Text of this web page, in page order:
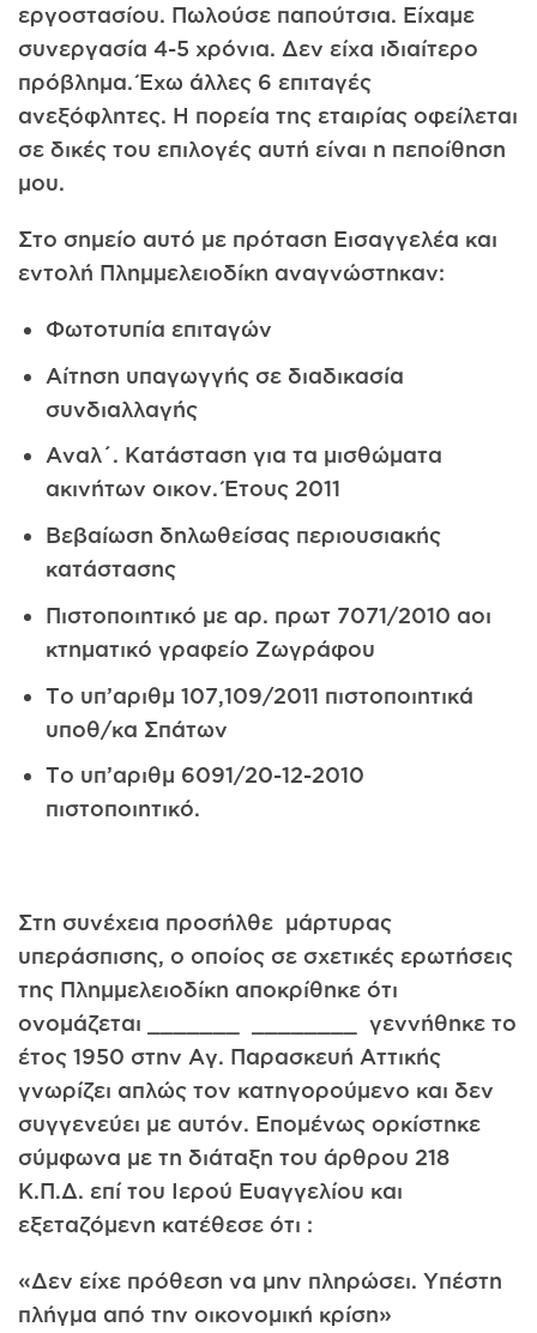
εργοστασίου. Πωλούσε παπούτσια. Είχαμε
συνεργασία 4-5 χρόνια. Δεν είχα ιδιαίτερο
πρόβλημα. Έχω άλλες 6 επιταγές
ανεξόφλητες. Η πορεία της εταιρίας οφείλεται
σε δικές του επιλογές αυτή είναι η πεποίθηση
μου.
Στο σημείο αυτό με πρόταση Εισαγγελέα και
εντολή Πλημμελειοδίκη αναγνώστηκαν:
Φωτοτυπία επιταγών
Αίτηση υπαγωγγής σε διαδικασία
συνδιαλλαγής
Αναλ΄. Κατάσταση για τα μισθώματα
ακινήτων οικον. Έτους 2011
Βεβαίωση δηλωθείσας περιουσιακής
κατάστασης
Πιστοποιητικό με αρ. πρωτ 7071/2010 αοι
κτηματικό γραφείο Ζωγράφου
Το υπ’αριθμ 107,109/2011 πιστοποιητικά
υποθ/κα Σπάτων
Το υπ’αριθμ 6091/20-12-2010
πιστοποιητικό.
Στη συνέχεια προσήλθε μάρτυρας
υπεράσπισης, ο οποίος σε σχετικές ερωτήσεις
της Πλημμελειοδίκη αποκρίθηκε ότι
ονομάζεται _______ ________ γεννήθηκε το
έτος 1950 στην Aγ. Παρασκευή Αττικής
γνωρίζει απλώς τον κατηγορούμενο και δεν
συγγενεύει με αυτόν. Επομένως ορκίστηκε
σύμφωνα με τη διάταξη του άρθρου 218
Κ.Π.Δ. επί του Ιερού Ευαγγελίου και
εξεταζόμενη κατέθεσε ότι :
«Δεν είχε πρόθεση να μην πληρώσει. Υπέστη
πλήγμα από την οικονομική κρίση»